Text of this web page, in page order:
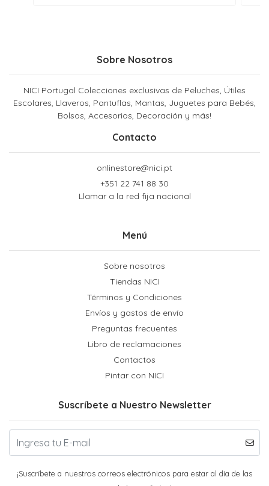
Sobre Nosotros
NICI Portugal Colecciones exclusivas de Peluches, Útiles
Escolares, Llaveros, Pantuflas, Mantas, Juguetes para Bebés,
Bolsos, Accesorios, Decoración y más!
Contacto
onlinestore@nici.pt
+351 22 741 88 30
Llamar a la red fija nacional
Menú
Sobre nosotros
Tiendas NICI
Términos y Condiciones
Envíos y gastos de envío
Preguntas frecuentes
Libro de reclamaciones
Contactos
Pintar con NICI
Suscríbete a Nuestro Newsletter
¡Suscríbete a nuestros correos electrónicos para estar al día de las